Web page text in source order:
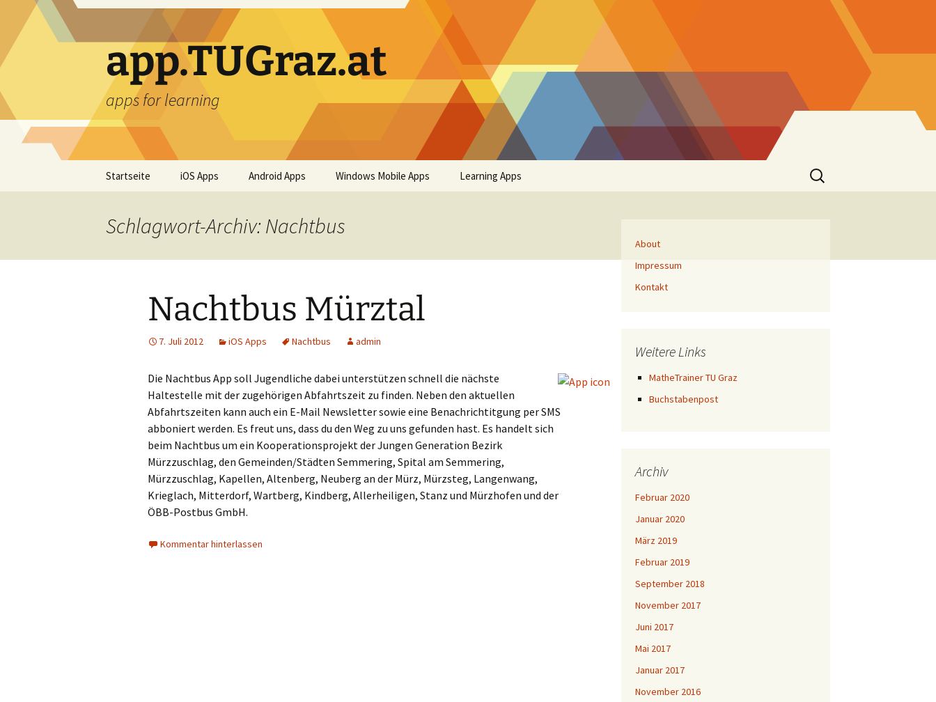
Inhalt
springen
app.TUGraz.at
apps for learning
Startseite iOS Apps Android Apps Windows Mobile Apps Learning Apps
Suchen
nach:
Schlagwort-Archiv: Nachtbus
Nachtbus Mürztal
7. Juli 2012 iOS Apps Nachtbus admin
Die Nachtbus App soll Jugendliche dabei unterstützen schnell die nächste
Haltestelle mit der zugehörigen Abfahrtszeit zu finden. Neben den aktuellen
Abfahrtszeiten kann auch ein E-Mail Newsletter sowie eine Benachrichtitgung per SMS
abboniert werden. Es freut uns, dass du den Weg zu uns gefunden hast. Es handelt sich
beim Nachtbus um ein Kooperationsprojekt der Jungen Generation Bezirk
Mürzzuschlag, den Gemeinden/Städten Semmering, Spital am Semmering,
Mürzzuschlag, Kapellen, Altenberg, Neuberg an der Mürz, Mürzsteg, Langenwang,
Krieglach, Mitterdorf, Wartberg, Kindberg, Allerheiligen, Stanz und Mürzhofen und der
ÖBB-Postbus GmbH.
Kommentar hinterlassen
About
Impressum
Kontakt
Weitere Links
MatheTrainer TU Graz
Buchstabenpost
Archiv
Februar 2020
Januar 2020
März 2019
Februar 2019
September 2018
November 2017
Juni 2017
Mai 2017
Januar 2017
November 2016